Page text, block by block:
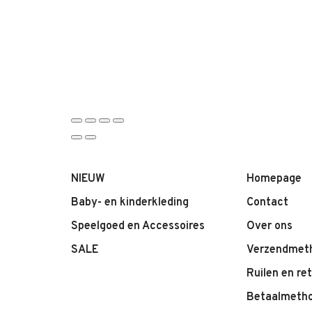
NIEUW
Baby- en kinderkleding
Speelgoed en Accessoires
SALE
Homepage
Contact
Over ons
Ruilen en